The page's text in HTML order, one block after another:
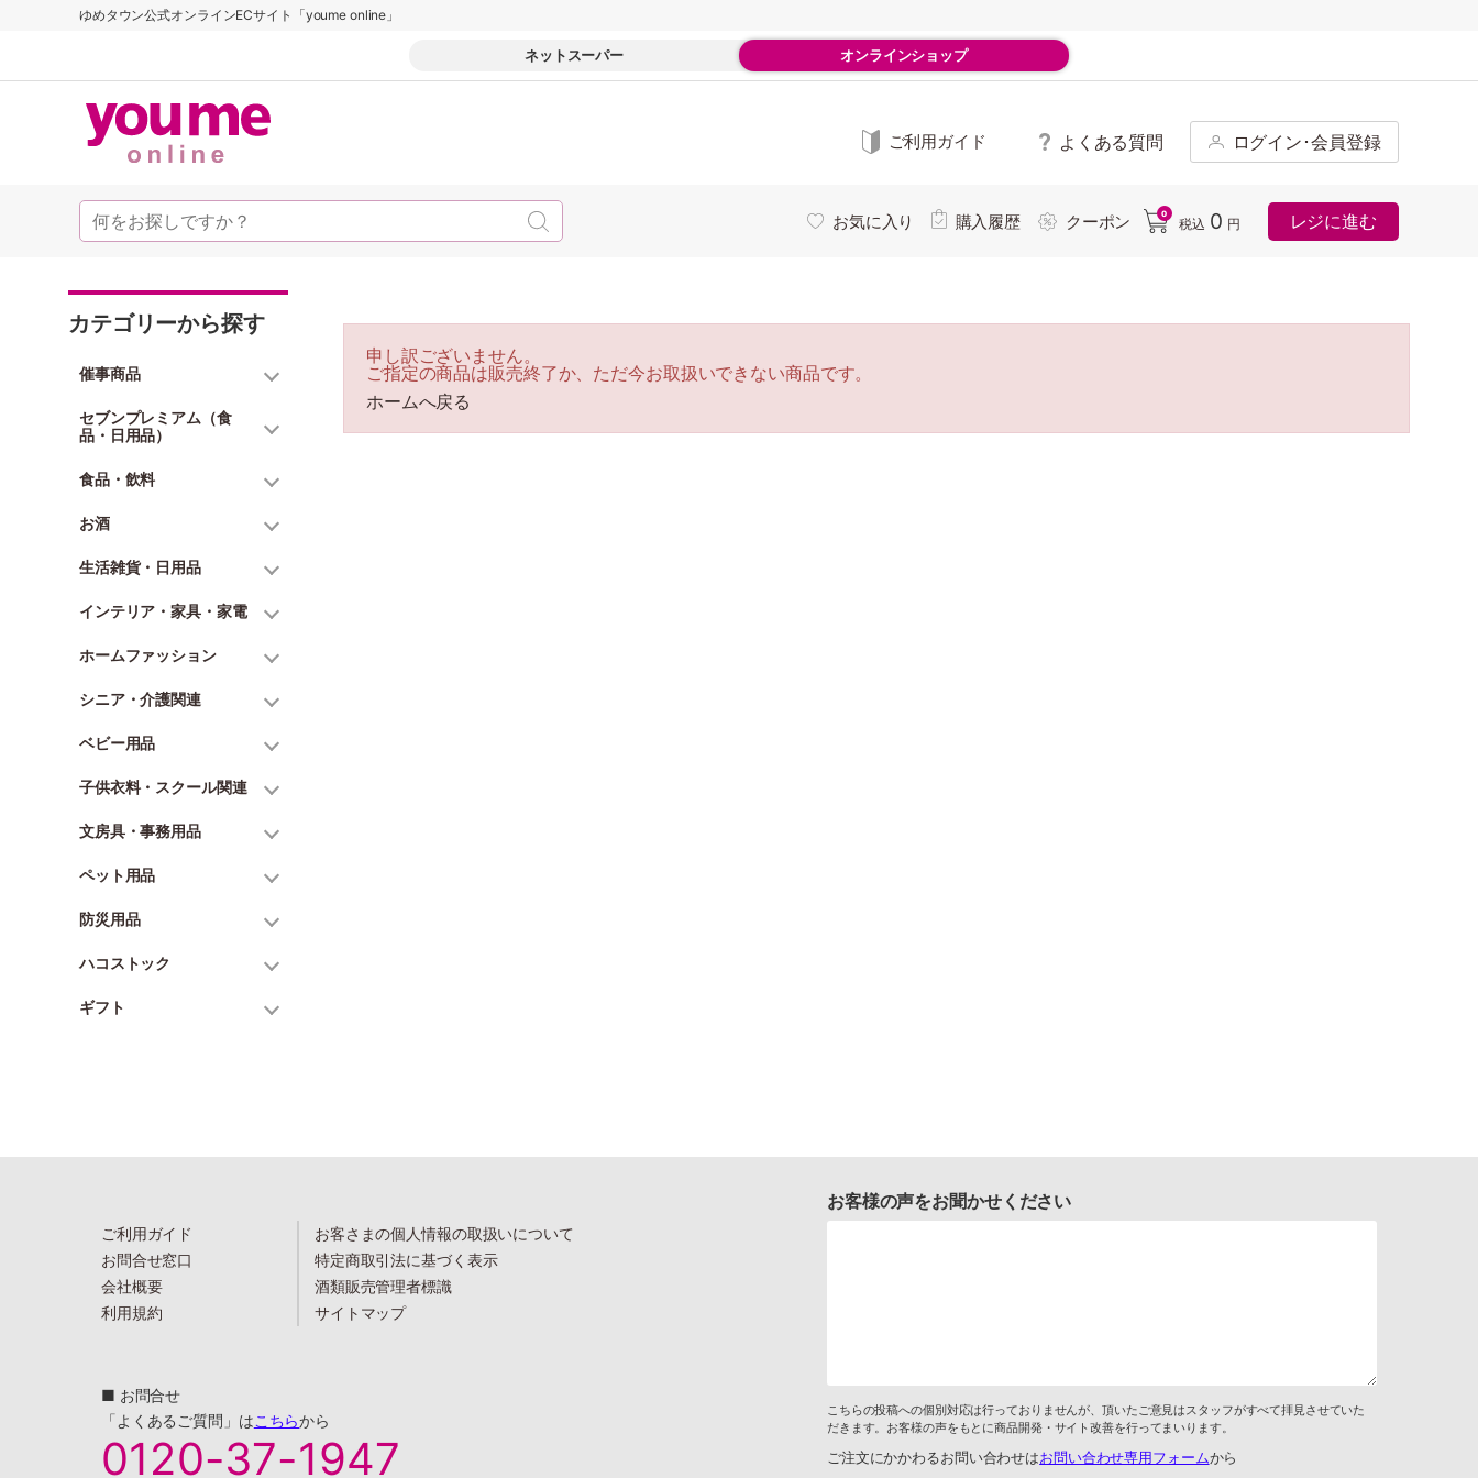
ゆめタウン公式オンラインECサイト「youme online」
ネットスーパー オンラインショップ
ご利用ガイド よくある質問 ログイン･会員登録
お気に入り 購入履歴 クーポン 0
税込 0 円 レジに進む
カテゴリーから探す
催事商品
セブンプレミアム（食
品・日用品）
食品・飲料
お酒
生活雑貨・日用品
インテリア・家具・家電
ホームファッション
シニア・介護関連
ベビー用品
子供衣料・スクール関連
文房具・事務用品
ペット用品
防災用品
ハコストック
ギフト
申し訳ございません。
ご指定の商品は販売終了か、ただ今お取扱いできない商品です。
ホームへ戻る
ご利用ガイド
お問合せ窓口
会社概要
利用規約
お客さまの個人情報の取扱いについて
特定商取引法に基づく表示
酒類販売管理者標識
サイトマップ
■ お問合せ
「よくあるご質問」はこちらから
0120-37-1947
お客様の声をお聞かせください
こちらの投稿への個別対応は行っておりませんが、頂いたご意見はスタッフがすべて拝見させていた
だきます。お客様の声をもとに商品開発・サイト改善を行ってまいります。
ご注文にかかわるお問い合わせはお問い合わせ専用フォームから